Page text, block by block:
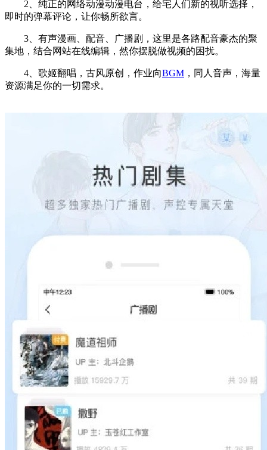
2、纯正的网络动漫动漫电台，给宅人们新的视听选择，
即时的弹幕评论，让你畅所欲言。
3、有声漫画、配音、广播剧，这里是各路配音豪杰的聚
集地，结合网站在线编辑，然你摆脱做视频的困扰。
4、歌姬翻唱，古风原创，作业向BGM ，同人音声，海量
资源满足你的一切需求。